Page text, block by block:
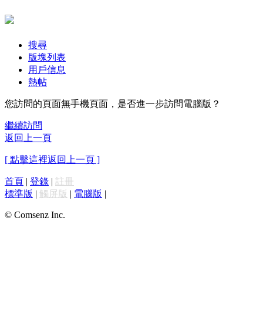
搜尋
版塊列表
用戶信息
熱帖
您訪問的頁面無手機頁面，是否進一步訪問電腦版？
繼續訪問
返回上一頁
[ 點擊這裡返回上一頁 ]
首頁 | 登錄 | 註冊
標準版 | 觸屏版 | 電腦版 |
© Comsenz Inc.